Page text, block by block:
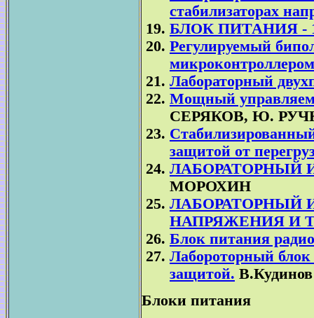
стабилизаторах
БЛОК ПИТАНИЯ -
Регулируемый
Лабораторный
Мощный
СЕРЯКОВ, Ю.
защитой от
ЛАБОРАТОРНЫЙ
МОРОХИН
ЛАБОРАТОРНЫЙ
НАПРЯЖЕНИЯ И
Блок питания
Лабороторный
защитой. В.Кудинов
Блоки питания